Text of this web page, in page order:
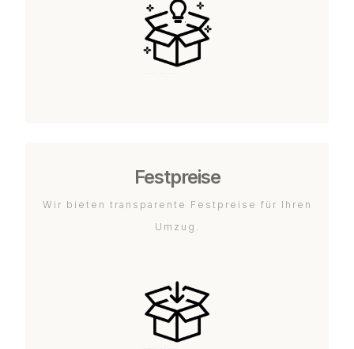
Festpreise
Wir bieten transparente Festpreise für Ihren
Umzug.